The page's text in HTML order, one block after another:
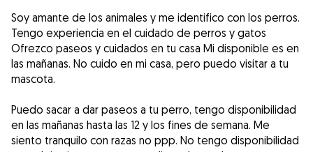
Soy amante de los animales y me identifico con los perros.
Tengo experiencia en el cuidado de perros y gatos
Ofrezco paseos y cuidados en tu casa Mi disponible es en
las mañanas. No cuido en mi casa, pero puedo visitar a tu
mascota.
Puedo sacar a dar paseos a tu perro, tengo disponibilidad
en las mañanas hasta las 12 y los fines de semana. Me
siento tranquilo con razas no ppp. No tengo disponibilidad